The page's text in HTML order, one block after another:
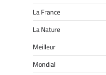
La France
La Nature
Meilleur
Mondial